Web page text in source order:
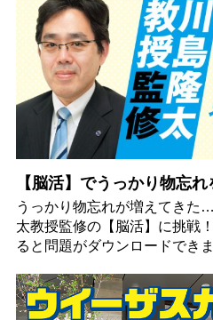
【脳活】でうっかり物忘れ
うっかり物忘れが増えてきた
太教授監修の【脳活】に挑戦
ると問題がダウンロードできま